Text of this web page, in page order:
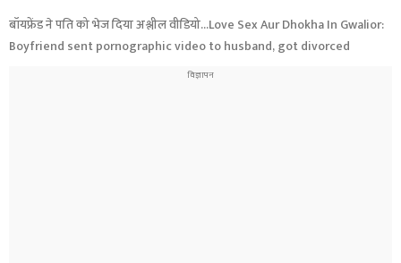
बॉयफ्रेंड ने पति को भेज दिया अश्लील वीडियो...Love Sex Aur Dhokha In Gwalior:
Boyfriend sent pornographic video to husband, got divorced